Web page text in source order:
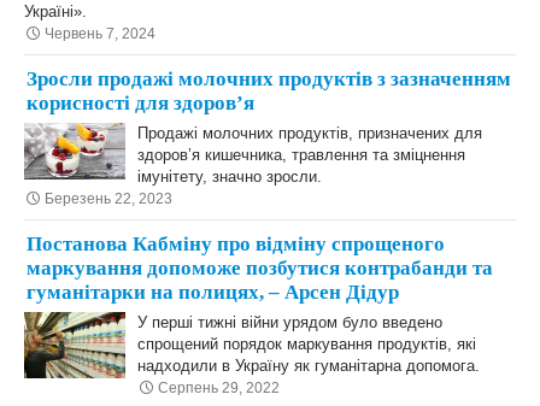
Україні».
Червень 7, 2024
Зросли продажі молочних продуктів з зазначенням
корисності для здоров’я
Продажі молочних продуктів, призначених для
здоров’я кишечника, травлення та зміцнення
імунітету, значно зросли.
Березень 22, 2023
Постанова Кабміну про відміну спрощеного
маркування допоможе позбутися контрабанди та
гуманітарки на полицях, – Арсен Дідур
У перші тижні війни урядом було введено
спрощений порядок маркування продуктів, які
надходили в Україну як гуманітарна допомога.
Серпень 29, 2022